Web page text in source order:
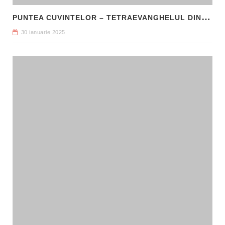
P
UNTEA CUVINTELOR – TETRAEVANGHELUL DIN 1561 ȘI NAȘTEREA LIMBII ROMÂNE LITERARE
30 ianuarie 2025